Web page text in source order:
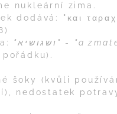
nukleární zima.
dodává: "και
"ושגושיא" - "a
šoky (kvůli
nedostatek